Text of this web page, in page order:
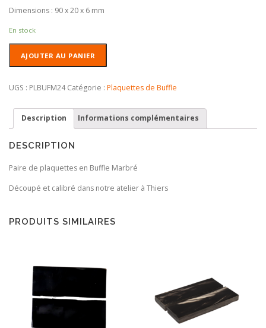
Dimensions : 90 x 20 x 6 mm
En stock
de
de
Buffle
marbré
AJOUTER AU PANIER
UGS : PLBUFM24 Catégorie : Plaquettes de Buffle
Description Informations complémentaires
DESCRIPTION
Paire de plaquettes en Buffle Marbré
Découpé et calibré dans notre atelier à Thiers
PRODUITS SIMILAIRES